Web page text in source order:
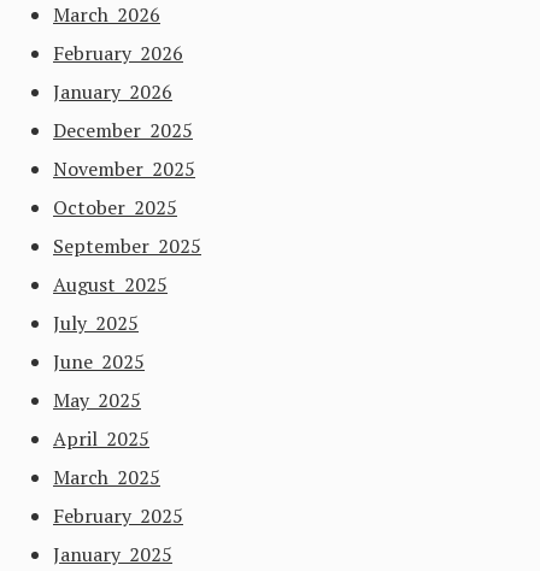
March 2026
February 2026
January 2026
December 2025
November 2025
October 2025
September 2025
August 2025
July 2025
June 2025
May 2025
April 2025
March 2025
February 2025
January 2025